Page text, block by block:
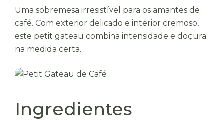
Uma sobremesa irresistível para os amantes de
café. Com exterior delicado e interior cremoso,
este petit gateau combina intensidade e doçura
na medida certa.
Ingredientes